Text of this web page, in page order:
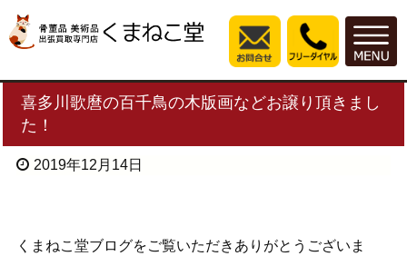
喜多川歌麿の百千鳥の木版画などお譲り頂きまし
た！
2019年12月14日
くまねこ堂ブログをご覧いただきありがとうございま